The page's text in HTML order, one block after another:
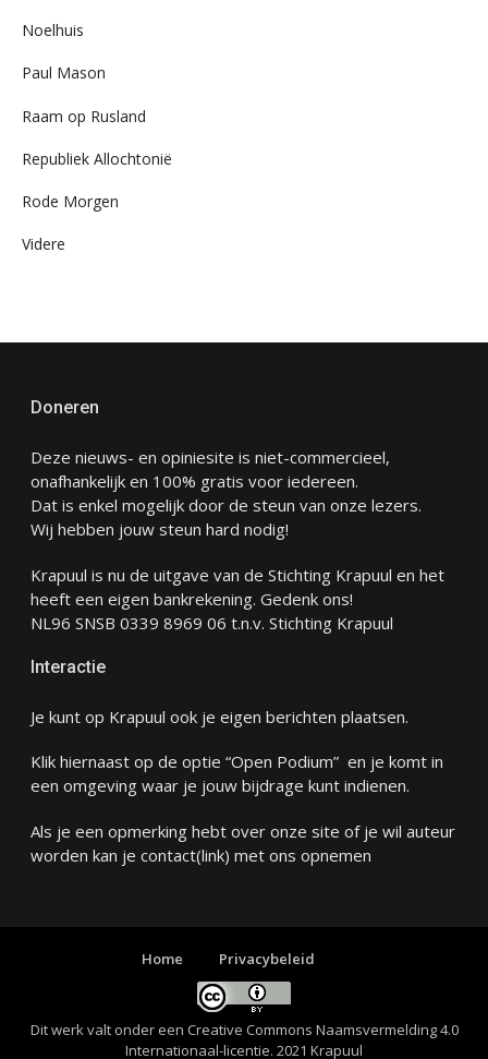
Noelhuis
Paul Mason
Raam op Rusland
Republiek Allochtonië
Rode Morgen
Videre
Doneren
Deze nieuws- en opiniesite is niet-commercieel,
onafhankelijk en 100% gratis voor iedereen.
Dat is enkel mogelijk door de steun van onze lezers.
Wij hebben jouw steun hard nodig!
Krapuul is nu de uitgave van de Stichting Krapuul en het
heeft een eigen bankrekening. Gedenk ons!
NL96 SNSB 0339 8969 06 t.n.v. Stichting Krapuul
Interactie
Je kunt op Krapuul ook je eigen berichten plaatsen.
Klik hiernaast op de optie “Open Podium” en je komt in
een omgeving waar je jouw bijdrage kunt indienen.
Als je een opmerking hebt over onze site of je wil auteur
worden kan je contact(link) met ons opnemen
Home Privacybeleid
Dit werk valt onder een Creative Commons Naamsvermelding 4.0
Internationaal-licentie. 2021 Krapuul